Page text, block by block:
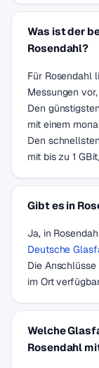
Was ist der
Rosendahl?
Für Rosendahl
Messungen
Den
mit einem
Den
mit bis zu 1
Gibt es in
Ja, in
Deutsche
Die
im Ort
Welche
Rosendahl